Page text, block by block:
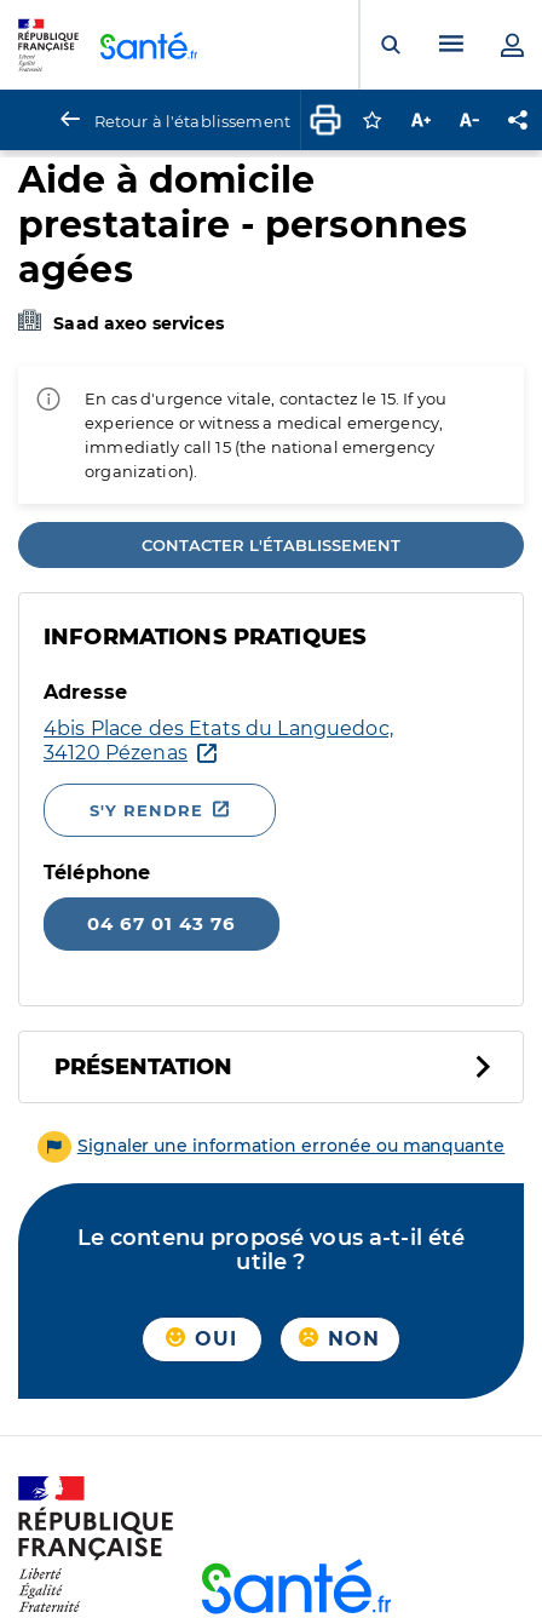
Ouvrir laMenu
Retour à l'établissement Connectez-vous
Augmenter la
Aide à domicile
prestataire - personnes
agées
Saad axeo services
En cas d'urgence vitale, contactez le 15. If you
experience or witness a medical emergency,
immediatly call 15 (the national emergency
organization).
CONTACTER L'ÉTABLISSEMENT
INFORMATIONS PRATIQUES
Adresse
4bis Place des Etats du Languedoc,
34120 Pézenas
S'Y RENDRE
Téléphone
04 67 01 43 76
PRÉSENTATION
Signaler une information erronée ou manquante
Le contenu proposé vous a-t-il été
utile ?
OUI NON